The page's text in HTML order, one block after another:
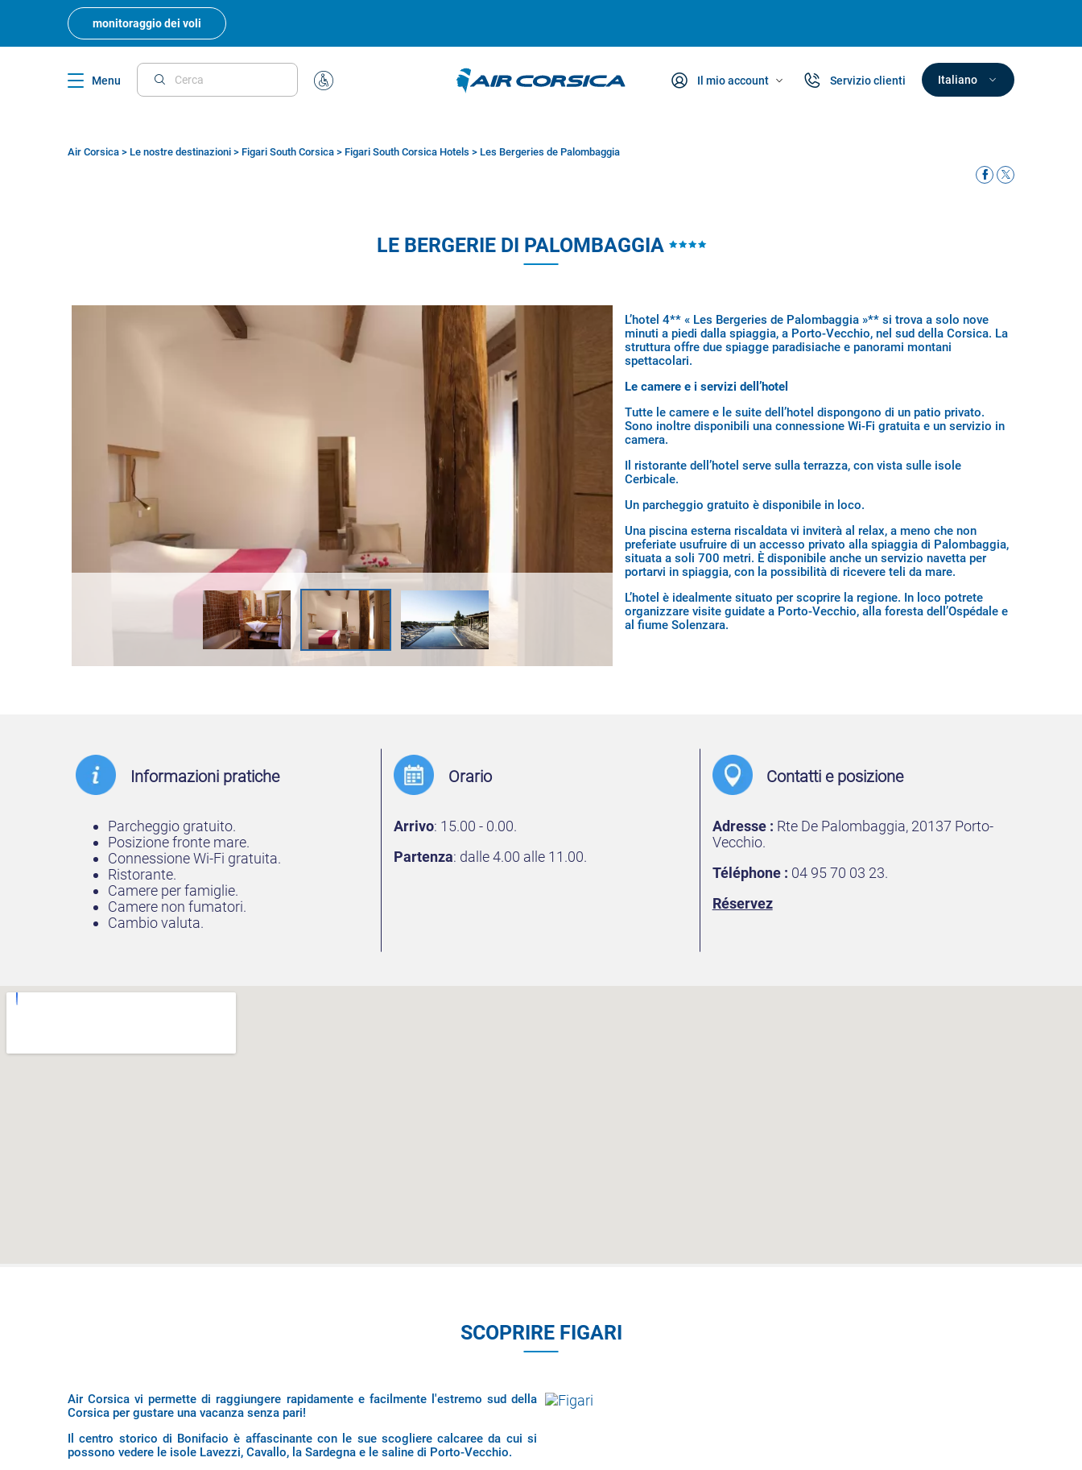
monitoraggio dei voli
Menu Cerca
Assistenza
Il mio account Servizio clienti Italiano
Breadcrumb
Air Corsica > Le nostre destinazioni > Figari South Corsica > Figari South Corsica Hotels > Les Bergeries de Palombaggia
LE BERGERIE DI PALOMBAGGIA
L’hotel 4** « Les Bergeries de Palombaggia »** si trova a solo nove
minuti a piedi dalla spiaggia, a Porto-Vecchio, nel sud della Corsica. La
struttura offre due spiagge paradisiache e panorami montani
spettacolari.
Le camere e i servizi dell’hotel
Tutte le camere e le suite dell’hotel dispongono di un patio privato.
Sono inoltre disponibili una connessione Wi-Fi gratuita e un servizio in
camera.
Il ristorante dell’hotel serve sulla terrazza, con vista sulle isole
Cerbicale.
Un parcheggio gratuito è disponibile in loco.
Una piscina esterna riscaldata vi inviterà al relax, a meno che non
preferiate usufruire di un accesso privato alla spiaggia di Palombaggia,
situata a soli 700 metri. È disponibile anche un servizio navetta per
portarvi in spiaggia, con la possibilità di ricevere teli da mare.
L’hotel è idealmente situato per scoprire la regione. In loco potrete
organizzare visite guidate a Porto-Vecchio, alla foresta dell’Ospédale e
al fiume Solenzara.
Informazioni pratiche
Parcheggio gratuito.
Posizione fronte mare.
Connessione Wi-Fi gratuita.
Ristorante.
Camere per famiglie.
Camere non fumatori.
Cambio valuta.
Orario
Arrivo: 15.00 - 0.00.
Partenza: dalle 4.00 alle 11.00.
Contatti e posizione
Adresse : Rte De Palombaggia, 20137 Porto-
Vecchio.
Téléphone : 04 95 70 03 23.
Réservez
SCOPRIRE FIGARI
Air Corsica vi permette di raggiungere rapidamente e facilmente l'estremo sud della
Corsica per gustare una vacanza senza pari!
Il centro storico di Bonifacio è affascinante con le sue scogliere calcaree da cui si
possono vedere le isole Lavezzi, Cavallo, la Sardegna e le saline di Porto-Vecchio.